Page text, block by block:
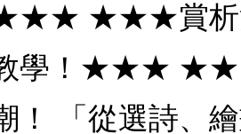
★★★ ★★★賞
教學！★★★
！ 「從選詩、